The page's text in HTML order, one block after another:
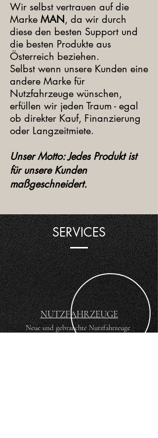
Wir selbst vertrauen auf die
Marke MAN, da wir durch
diese den besten Support und
die besten Produkte aus
Österreich beziehen.
Selbst wenn unsere Kunden eine
andere Marke für
Nutzfahrzeuge wünschen,
erfüllen wir jeden Traum - egal
ob direkter Kauf, Finanzierung
oder Langzeitmiete.
Unser Motto: Jedes Produkt ist
für unsere Kunden
maßgeschneidert.
SERVICES
NUTZFAHRZEUGE
Neue und gebrauchte Nutzfahrzeuge